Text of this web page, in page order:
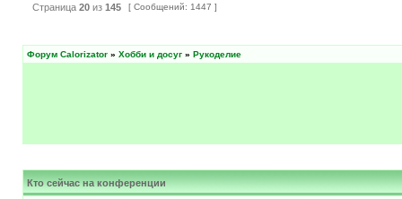
Страница 20 из 145 [ Сообщений: 1447 ]
Форум Calorizator » Хобби и досуг » Рукоделие
Кто сейчас на конференции